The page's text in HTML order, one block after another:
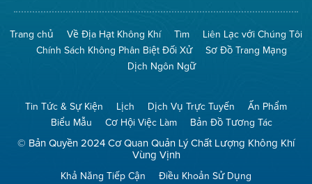
The
(Bảo
Toàn
Không
Khí)
Mạng
No
Burn
(Không
Đốt)
Trang chủ Về Địa Hạt Không Khí Tìm
Liên Lạc với Chúng Tôi
Chính Sách Không Phân Biệt Đối Xử
Sơ Đồ Trang Mạng
Dịch Ngôn Ngữ
Tin Tức & Sự Kiện Lịch Dịch Vụ Trực Tuyến
Ấn Phẩm
Biểu Mẫu
Cơ Hội Việc Làm Bản Đồ Tương Tác
© Bản Quyền 2024 Cơ Quan Quản Lý Chất Lượng Không Khí
Vùng Vịnh
Khả Năng Tiếp Cận Điều Khoản Sử Dụng